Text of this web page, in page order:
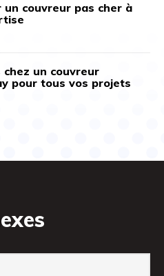
couvreur pas cher à
un couvreur
pour tous vos projets